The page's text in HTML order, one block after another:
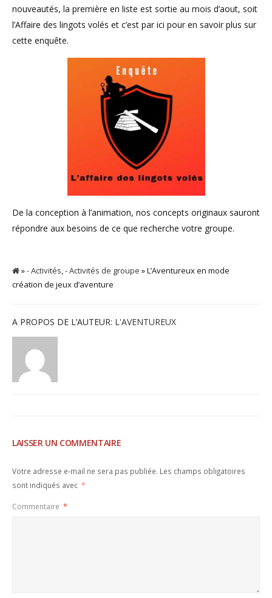
nouveautés, la première en liste est sortie au mois d’aout, soit
l’Affaire des lingots volés et c’est par ici pour en savoir plus sur
cette enquête.
De la conception à l’animation, nos concepts originaux sauront
répondre aux besoins de ce que recherche votre groupe.
»- Activités,- Activités de groupe » L’Aventureux en mode
création de jeux d’aventure
A PROPOS DE L’AUTEUR: L'AVENTUREUX
LAISSER UN COMMENTAIRE
Votre adresse e-mail ne sera pas publiée. Les champs obligatoires
sont indiqués avec *
Commentaire *